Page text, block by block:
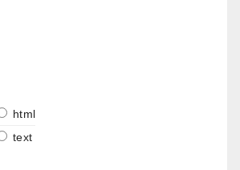
html
text